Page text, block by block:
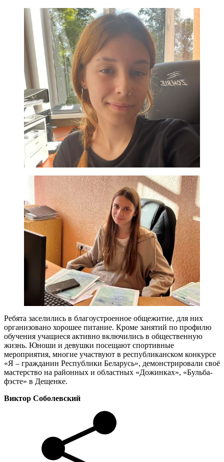
Ребята заселились в благоустроенное общежитие, для них
организовано хорошее питание. Кроме занятий по профилю
обучения учащиеся активно включились в общественную
жизнь. Юноши и девушки посещают спортивные
мероприятия, многие участвуют в республиканском конкурсе
«Я – гражданин Республики Беларусь», демонстрировали своё
мастерство на районных и областных «Дожинках», «Бульба-
фэсте» в Дещенке.
Виктор Соболевский